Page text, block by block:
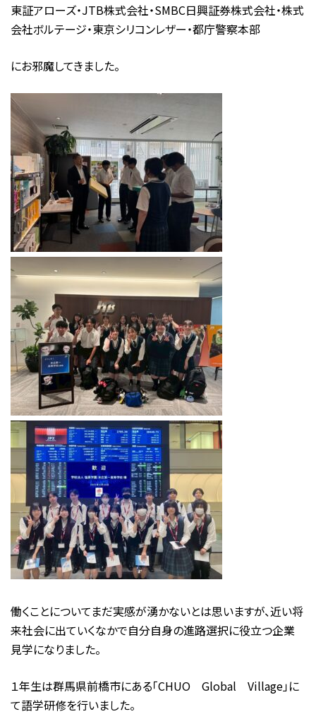
東証アローズ・JTB株式会社・SMBC日興証券株式会社・株式
会社ボルテージ・東京シリコンレザー・都庁警察本部
にお邪魔してきました。
働くことについてまだ実感が湧かないとは思いますが、近い将
来社会に出ていくなかで自分自身の進路選択に役立つ企業
見学になりました。
１年生は群馬県前橋市にある「CHUO Global Village」に
て語学研修を行いました。